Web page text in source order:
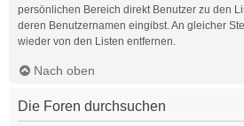
persönlichen Bereich direkt Benutzer zu den
deren Benutzernamen eingibst. An gleicher
wieder von den Listen entfernen.
Nach oben
Die Foren durchsuchen